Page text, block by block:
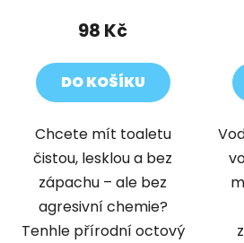
98 Kč
DO KOŠÍKU
Chcete mít toaletu
čistou, lesklou a bez
zápachu – ale bez
agresivní chemie?
Tenhle přírodní octový